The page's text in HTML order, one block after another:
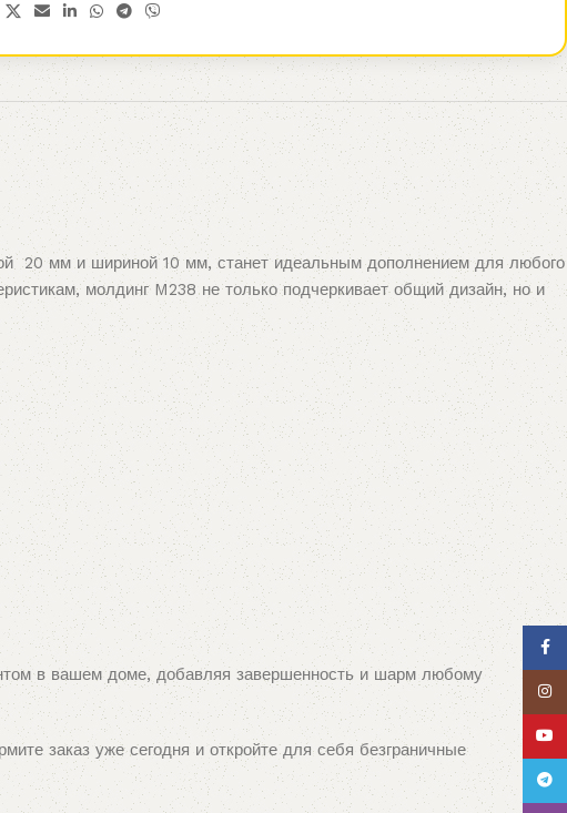
20 мм и шириной 10 мм, станет идеальным дополнением для любого
молдинг M238 не только подчеркивает общий дизайн, но и
в вашем доме, добавляя завершенность и шарм любому
заказ уже сегодня и откройте для себя безграничные